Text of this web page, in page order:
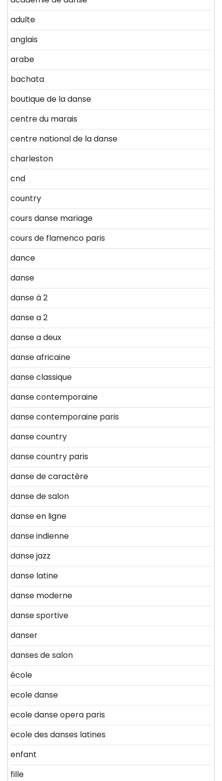
adulte
anglais
arabe
bachata
boutique de la danse
centre du marais
centre national de la danse
charleston
cnd
country
cours danse mariage
cours de flamenco paris
dance
danse
danse à 2
danse a 2
danse a deux
danse africaine
danse classique
danse contemporaine
danse contemporaine paris
danse country
danse country paris
danse de caractère
danse de salon
danse en ligne
danse indienne
danse jazz
danse latine
danse moderne
danse sportive
danser
danses de salon
école
ecole danse
ecole danse opera paris
ecole des danses latines
enfant
fille